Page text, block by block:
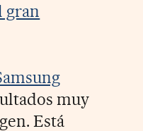
gran
muy
Está